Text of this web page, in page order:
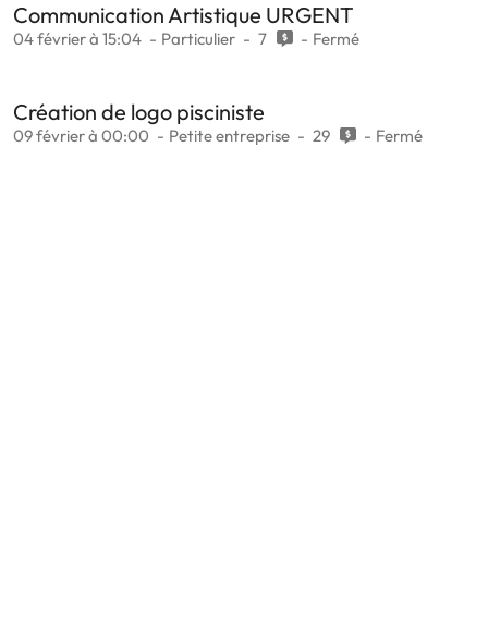
Communication Artistique URGENT
04 février à 15:04 Particulier 7 Fermé
Création de logo pisciniste
09 février à 00:00 Petite entreprise 29 Fermé